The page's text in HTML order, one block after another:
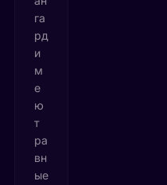
га
рд
и
м
е
ю
т
ра
вн
ые